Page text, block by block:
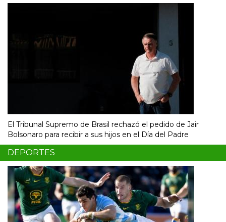
El Tribunal Supremo de Brasil rechazó el pedido de Jair
Bolsonaro para recibir a sus hijos en el Día del Padre
DEPORTES